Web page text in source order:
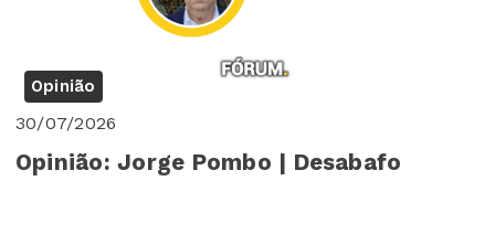
Opinião
30/07/2026
Opinião: Jorge Pombo | Desabafo